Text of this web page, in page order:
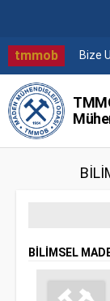
tmmob Bize
BİLİMSEL